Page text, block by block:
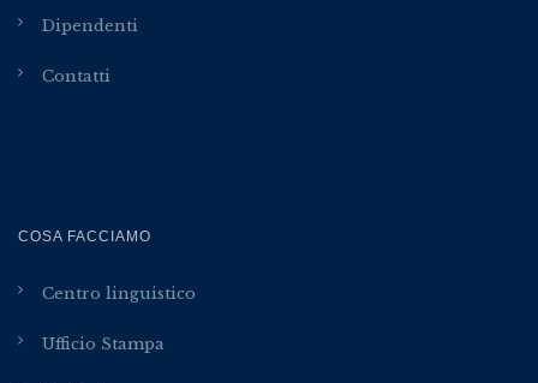
Dipendenti
Contatti
COSA FACCIAMO
Centro linguistico
Ufficio Stampa